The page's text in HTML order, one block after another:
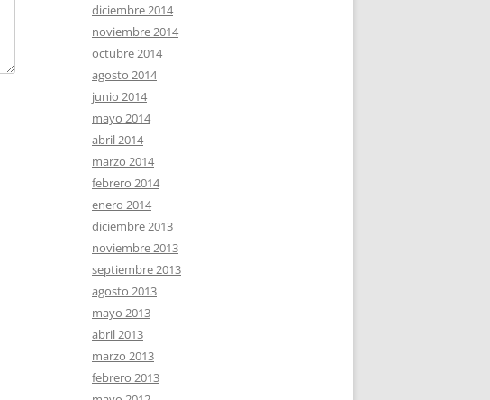
diciembre 2014
noviembre 2014
octubre 2014
agosto 2014
junio 2014
mayo 2014
abril 2014
marzo 2014
febrero 2014
enero 2014
diciembre 2013
noviembre 2013
septiembre 2013
agosto 2013
mayo 2013
abril 2013
marzo 2013
febrero 2013